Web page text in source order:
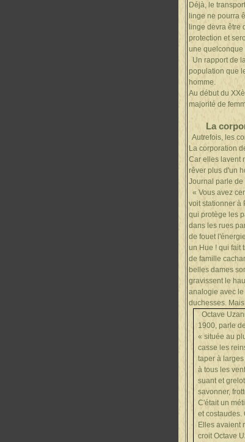
Déjà, le
linge ne pourra
linge devra être
protection et
une quelconque
Un rapport de
population que
homme.
Au début du
majorité de
La
Autrefois, les
La corporation
Car elles lavent
rêver plus d'un
Journal parle
« Vous avez
voit stationner à
qui protège les
dans les rues
de fouet
un Hue ! qui fait
de famille
belles dames
gravissent le
analogie avec
duchesses.
Octave
1900, parle
« située au
casse les
taper à
à tous les
suant et
savonner,
C'était un
et costaudes.
Elles avaient
croit Octave